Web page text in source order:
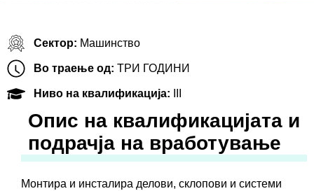
Сектор: Машинство
Во траење од: ТРИ ГОДИНИ
Ниво на квалификација:
Oпис на квалификацијата и
подрачја на вработување
Монтира и инсталира делови, склопови и системи